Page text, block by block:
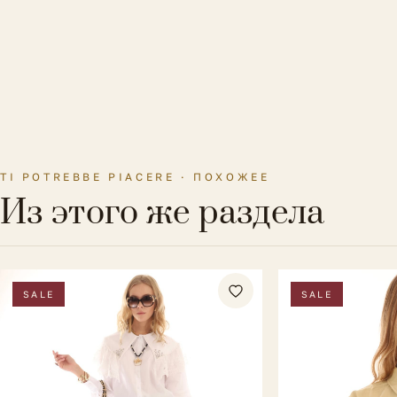
TI POTREBBE PIACERE · ПОХОЖЕЕ
Из этого же раздела
SALE SALE